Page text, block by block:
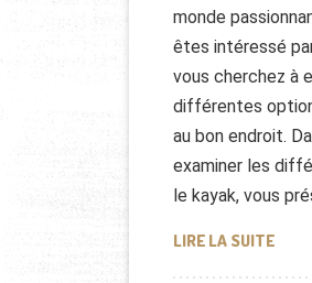
monde
êtes intéressé
vous cherchez à
différentes
au bon endroit.
examiner les
le kayak, vous
LIRE LA SUITE